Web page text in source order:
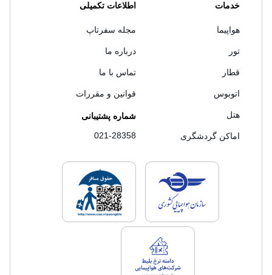
خدمات
هواپیما
تور
قطار
اتوبوس
هتل
اماکن گردشگری
اطلاعات تکمیلی
مجله سفرتاپ
درباره ما
تماس با ما
قوانین و مقررات
شماره پشتیبانی
021-28358
لایسنس های فروش سفرتاپلایسنس های
لایسنس های فروش سفرتاپ